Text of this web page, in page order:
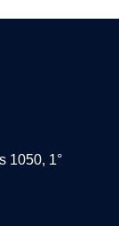
1050, 1°